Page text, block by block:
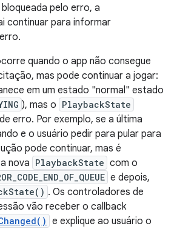
pelo erro, a
continuar para informar
quando o app não consegue
mas pode continuar a jogar:
em um estado "normal" estado
), mas o PlaybackState
erro. Por exemplo, se a última
e o usuário pedir para pular para
pode continuar, mas é
nova PlaybackState com o
e depois,
. Os controladores de
vão receber o callback
e explique ao usuário o